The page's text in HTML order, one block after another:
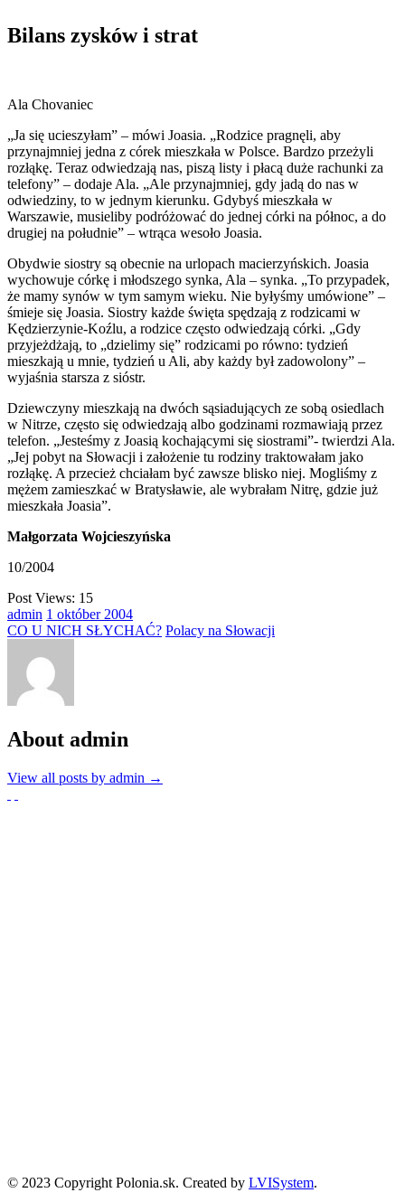
Bilans zysków i strat
Ala Chovaniec
„Ja się ucieszyłam” – mówi Joasia. „Rodzice pragnęli, aby
przynajmniej jedna z córek mieszkała w Polsce. Bardzo przeżyli
rozłąkę. Teraz odwiedzają nas, piszą listy i płacą duże rachunki za
telefony” – dodaje Ala. „Ale przynajmniej, gdy jadą do nas w
odwiedziny, to w jednym kierunku. Gdybyś mieszkała w
Warszawie, musieliby podróżować do jednej córki na północ, a do
drugiej na południe” – wtrąca wesoło Joasia.
Obydwie siostry są obecnie na urlopach macierzyńskich. Joasia
wychowuje córkę i młodszego synka, Ala – synka. „To przypadek,
że mamy synów w tym samym wieku. Nie byłyśmy umówione” –
śmieje się Joasia. Siostry każde święta spędzają z rodzicami w
Kędzierzynie-Koźlu, a rodzice często odwiedzają córki. „Gdy
przyjeżdżają, to „dzielimy się” rodzicami po równo: tydzień
mieszkają u mnie, tydzień u Ali, aby każdy był zadowolony” –
wyjaśnia starsza z sióstr.
Dziewczyny mieszkają na dwóch sąsiadujących ze sobą osiedlach
w Nitrze, często się odwiedzają albo godzinami rozmawiają przez
telefon. „Jesteśmy z Joasią kochającymi się siostrami”- twierdzi Ala.
„Jej pobyt na Słowacji i założenie tu rodziny traktowałam jako
rozłąkę. A przecież chciałam być zawsze blisko niej. Mogliśmy z
mężem zamieszkać w Bratysławie, ale wybrałam Nitrę, gdzie już
mieszkała Joasia”.
Małgorzata Wojcieszyńska
10/2004
Post Views: 15
admin 1 október 2004
CO U NICH SŁYCHAĆ? Polacy na Słowacji
About admin
View all posts by admin →
© 2023 Copyright Polonia.sk. Created by LVISystem.